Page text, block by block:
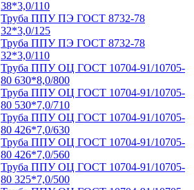
38*3,0/110
Труба ППУ ПЭ ГОСТ 8732-78
32*3,0/125
Труба ППУ ПЭ ГОСТ 8732-78
32*3,0/110
Труба ППУ ОЦ ГОСТ 10704-91/10705-
80 630*8,0/800
Труба ППУ ОЦ ГОСТ 10704-91/10705-
80 530*7,0/710
Труба ППУ ОЦ ГОСТ 10704-91/10705-
80 426*7,0/630
Труба ППУ ОЦ ГОСТ 10704-91/10705-
80 426*7,0/560
Труба ППУ ОЦ ГОСТ 10704-91/10705-
80 325*7,0/500